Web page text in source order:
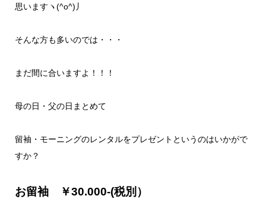
思いますヽ(^o^)丿
そんな方も多いのでは・・・
まだ間に合いますよ！！！
母の日・父の日まとめて
留袖・モーニングのレンタルをプレゼントというのはいかがで
すか？
お留袖 ￥30.000-(税別）